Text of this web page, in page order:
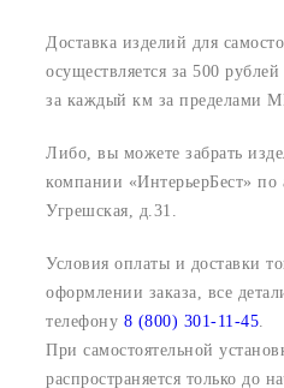
Доставка изделий для
осуществляется за 500
за каждый км за пределами
Либо, вы можете забрать
компании «ИнтерьерБест» по
Угрешская, д.31.
Условия оплаты и доставки
оформлении заказа, все
телефону 8 (800) 301-11-45
При самостоятельной
распространяется только до